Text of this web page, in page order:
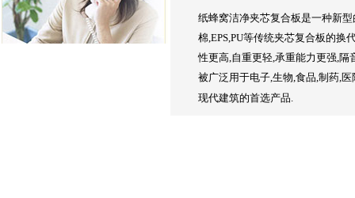
纸蜂窝洁净夹芯复合板是一种新
棉,EPS,PU等传统夹芯复合板的换
性更高,自重更轻,承重能力更强,隔
被广泛用于电子,生物,食品,制药,
现代建筑的首选产品.